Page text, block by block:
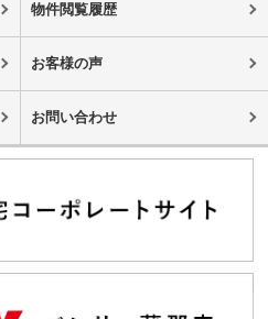
物件閲覧履歴
お客様の声
お問い合わせ